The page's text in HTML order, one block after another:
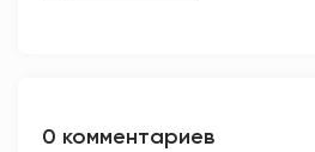
0 комментариев